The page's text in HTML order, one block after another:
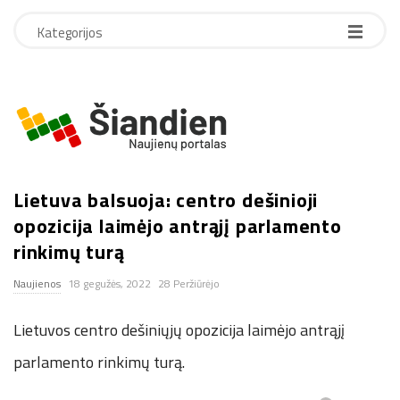
Kategorijos
S
a
n
d
i
Lietuva balsuoja: centro dešinioji
opozicija laimėjo antrąjį parlamento
rinkimų turą
Naujienos 18 gegužės, 2022 28 Peržiūrėjo
Lietuvos centro dešiniųjų opozicija laimėjo antrąjį
parlamento rinkimų turą.